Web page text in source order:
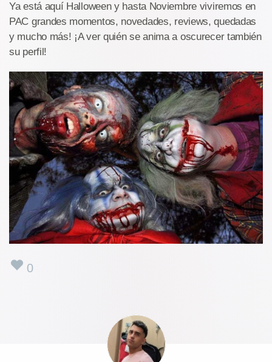
Ya está aquí Halloween y hasta Noviembre viviremos en
PAC grandes momentos, novedades, reviews, quedadas
y mucho más! ¡A ver quién se anima a oscurecer también
su perfil!
0